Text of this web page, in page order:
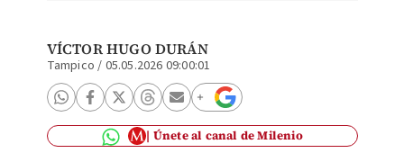
VÍCTOR HUGO DURÁN
Tampico / 05.05.2026 09:00:01
Únete al canal de Milenio